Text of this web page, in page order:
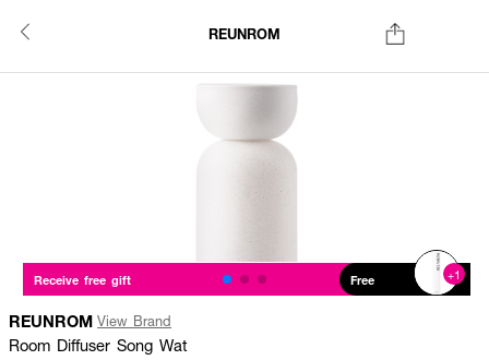
REUNROM
Receive free gift Free +1
REUNROM View Brand
Room Diffuser Song Wat